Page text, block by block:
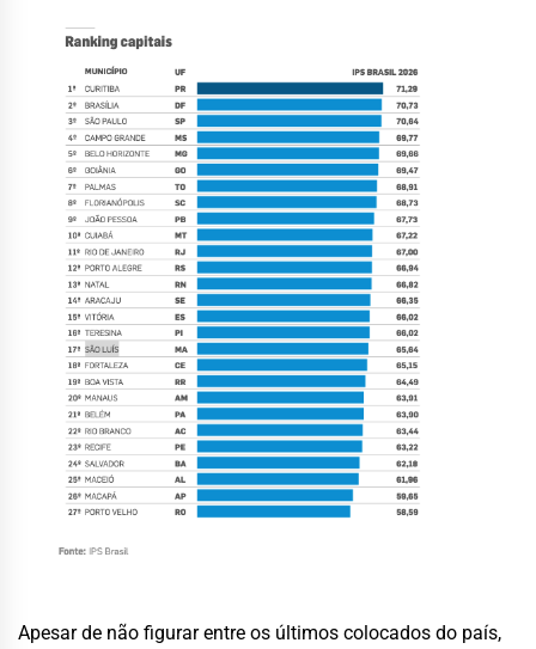
Apesar de não figurar entre os últimos colocados do país,